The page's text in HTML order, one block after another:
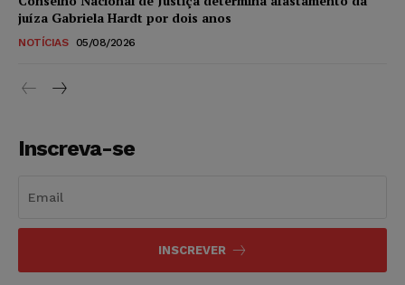
juíza Gabriela Hardt por dois anos
NOTÍCIAS 05/08/2026
Inscreva-se
INSCREVER